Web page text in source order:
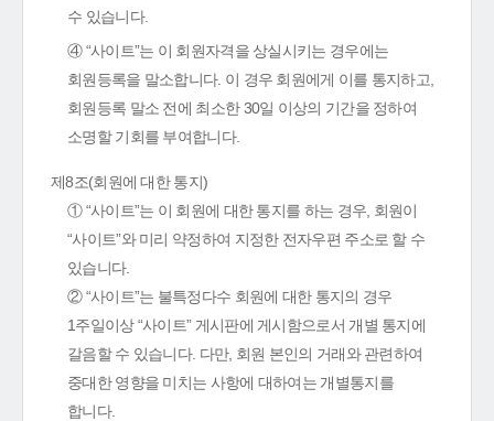
수 있습니다.
④ “사이트”는 이 회원자격을 상실시키는 경우에는
회원등록을 말소합니다. 이 경우 회원에게 이를 통지하고,
회원등록 말소 전에 최소한 30일 이상의 기간을 정하여
소명할 기회를 부여합니다.
제8조(회원에 대한 통지)
① “사이트”는 이 회원에 대한 통지를 하는 경우, 회원이
“사이트”와 미리 약정하여 지정한 전자우편 주소로 할 수
있습니다.
② “사이트”는 불특정다수 회원에 대한 통지의 경우
1주일이상 “사이트” 게시판에 게시함으로서 개별 통지에
갈음할 수 있습니다. 다만, 회원 본인의 거래와 관련하여
중대한 영향을 미치는 사항에 대하여는 개별통지를
합니다.